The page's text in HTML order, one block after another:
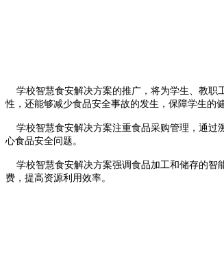
学校智慧食安解决方案的推广，将为学生、教职
性，还能够减少食品安全事故的发生，保障学生的健
学校智慧食安解决方案注重食品采购管理，通过
心食品安全问题。
学校智慧食安解决方案强调食品加工和储存的智
费，提高资源利用效率。